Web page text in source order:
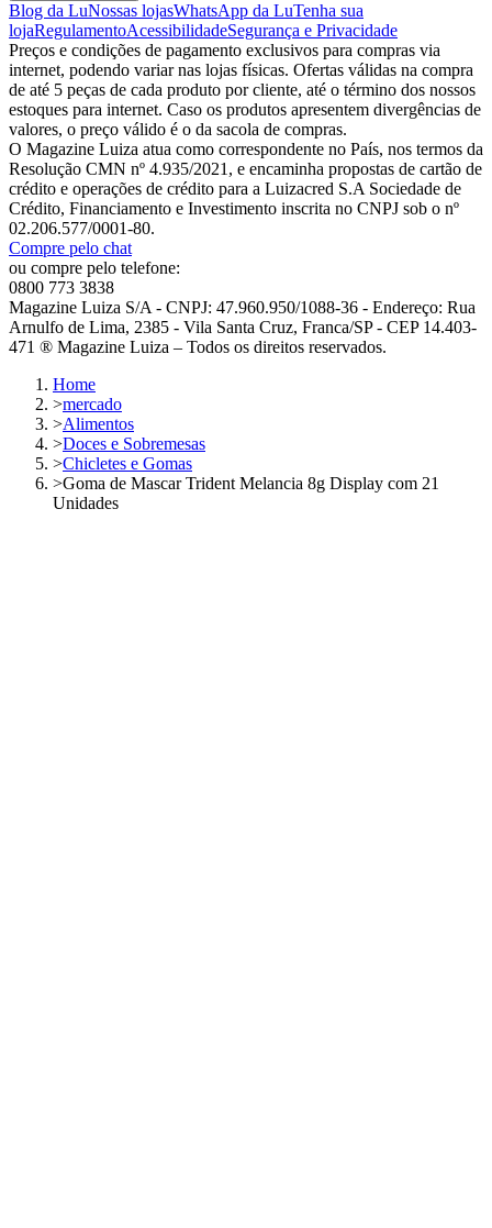
Blog da LuNossas lojasWhatsApp da LuTenha sua
lojaRegulamentoAcessibilidadeSegurança e Privacidade
Preços e condições de pagamento exclusivos para compras via
internet, podendo variar nas lojas físicas. Ofertas válidas na compra
de até 5 peças de cada produto por cliente, até o término dos nossos
estoques para internet. Caso os produtos apresentem divergências de
valores, o preço válido é o da sacola de compras.
O Magazine Luiza atua como correspondente no País, nos termos da
Resolução CMN nº 4.935/2021, e encaminha propostas de cartão de
crédito e operações de crédito para a Luizacred S.A Sociedade de
Crédito, Financiamento e Investimento inscrita no CNPJ sob o nº
02.206.577/0001-80.
Compre pelo chat
ou compre pelo telefone:
0800 773 3838
Magazine Luiza S/A - CNPJ: 47.960.950/1088-36 - Endereço: Rua
Arnulfo de Lima, 2385 - Vila Santa Cruz, Franca/SP - CEP 14.403-
471 ® Magazine Luiza – Todos os direitos reservados.
Home
>mercado
>Alimentos
>Doces e Sobremesas
>Chicletes e Gomas
>Goma de Mascar Trident Melancia 8g Display com 21
Unidades